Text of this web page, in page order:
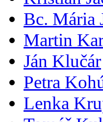
Bc. Mária
Martin
Ján Klučár
Petra
Lenka